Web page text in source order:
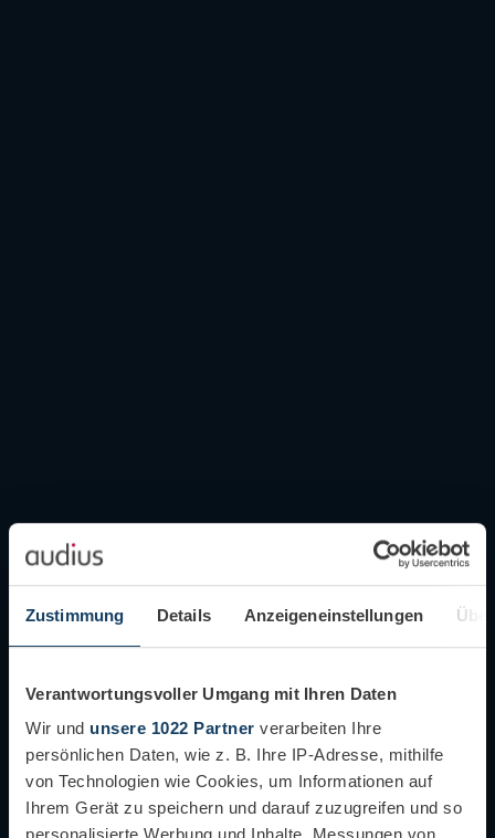
Zustimmung Details Anzeigeneinstellungen
Verantwortungsvoller Umgang mit Ihren Daten
Wir und unsere 1022 Partner verarbeiten Ihre
persönlichen Daten, wie z. B. Ihre IP-Adresse, mithilfe
von Technologien wie Cookies, um Informationen auf
Ihrem Gerät zu speichern und darauf zuzugreifen und so